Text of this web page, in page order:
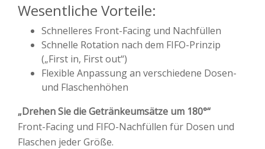
Wesentliche Vorteile:
Schnelleres Front-Facing und Nachfüllen
Schnelle Rotation nach dem FIFO-Prinzip
(„First in, First out“)
Flexible Anpassung an verschiedene Dosen-
und Flaschenhöhen
„Drehen Sie die Getränkeumsätze um 180°“
Front-Facing und FIFO-Nachfüllen für Dosen und
Flaschen jeder Größe.